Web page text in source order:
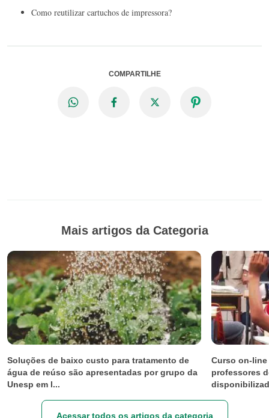
Como reutilizar cartuchos de impressora?
COMPARTILHE
Mais artigos da Categoria
Soluções de baixo custo para tratamento de
água de reúso são apresentadas por grupo da
Unesp em l...
Curso on-
professores
Acessar todos os artigos da categoria